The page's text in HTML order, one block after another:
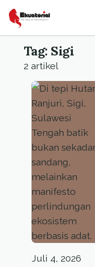
Tag: Sigi
2 artikel
Juli 4, 2026